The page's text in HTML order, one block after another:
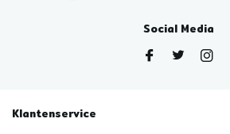
Social Media
Klantenservice